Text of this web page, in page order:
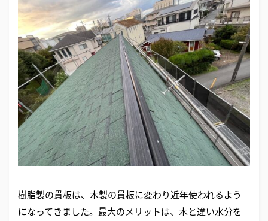
樹脂製の貫板は、木製の貫板に変わり近年使われるよう
になってきました。最大のメリットは、木と違い水分を